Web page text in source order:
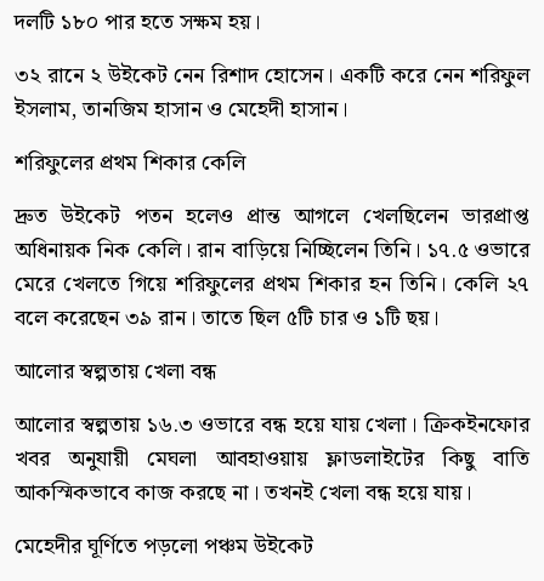
দলটি ১৮০ পার হতে সক্ষম হয়।
৩২ রানে ২ উইকেট নেন রিশাদ হোসেন। একটি করে নেন শরিফুল
ইসলাম, তানজিম হাসান ও মেহেদী হাসান।
শরিফুলের প্রথম শিকার কেলি
দ্রুত উইকেট পতন হলেও প্রান্ত আগলে খেলছিলেন ভারপ্রাপ্ত
অধিনায়ক নিক কেলি। রান বাড়িয়ে নিচ্ছিলেন তিনি। ১৭.৫ ওভারে
মেরে খেলতে গিয়ে শরিফুলের প্রথম শিকার হন তিনি। কেলি ২৭
বলে করেছেন ৩৯ রান। তাতে ছিল ৫টি চার ও ১টি ছয়।
আলোর স্বল্পতায় খেলা বন্ধ
আলোর স্বল্পতায় ১৬.৩ ওভারে বন্ধ হয়ে যায় খেলা। ক্রিকইনফোর
খবর অনুযায়ী মেঘলা আবহাওয়ায় ফ্লাডলাইটের কিছু বাতি
আকস্মিকভাবে কাজ করছে না। তখনই খেলা বন্ধ হয়ে যায়।
মেহেদীর ঘূর্ণিতে পড়লো পঞ্চম উইকেট